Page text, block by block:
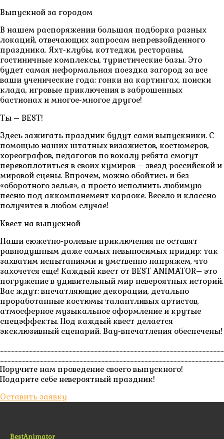
Выпускной за городом
В нашем распоряжении большая подборка разных
локаций, отвечающих запросам непревзойденного
праздника. Яхт-клубы, коттеджи, рестораны,
гостиничные комплексы, туристические базы. Это
будет самая неформальная поездка загород за все
ваши ученические года: гонки на картингах, поиски
клада, игровые приключения в заброшенных
бастионах и многое-многое другое!
Ты – BEST!
Здесь зажигать праздник будут сами выпускники. С
помощью наших штатных визажистов, костюмеров,
хореографов, педагогов по вокалу ребята смогут
перевоплотиться в своих кумиров – звезд российской и
мировой сцены. Впрочем, можно обойтись и без
«оборотного зелья», а просто исполнить любимую
песню под аккомпанемент караоке. Весело и классно
получится в любом случае!
Квест на выпускной
Наши сюжетно-ролевые приключения не оставят
равнодушным даже самых невыносимых придир: так
захватим испытаниями и умственно напряжем, что
захочется еще! Каждый квест от BEST ANIMATOR– это
погружение в удивительный мир невероятных историй.
Вас ждут: впечатляющие декорации, детально
проработанные костюмы талантливых артистов,
атмосферное музыкальное оформление и крутые
спецэффекты. Под каждый квест делается
эксклюзивный сценарий. Вау-впечатления обеспечены!
Поручите нам проведение своего выпускного!
Подарите себе невероятный праздник!
Оставить заявку
BestAnimator